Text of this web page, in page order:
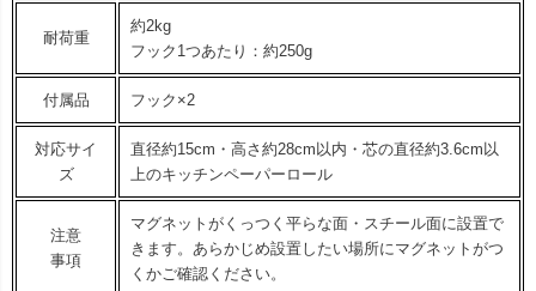
耐荷重
約2kg
フック1つあたり：約250g
付属品 フック×2
対応サイ
ズ
直径約15cm・高さ約28cm以内・芯の直径約3.6cm以
上のキッチンペーパーロール
注意
事項
マグネットがくっつく平らな面・スチール面に設置で
きます。あらかじめ設置したい場所にマグネットがつ
くかご確認ください。